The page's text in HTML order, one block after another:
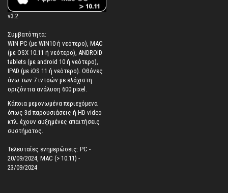
v3.2
Συμβατότητα:
WIN PC (με WIN10 ή νεότερο), MAC
(με OSX 10.11 ή νεότερο), ANDROID
tablets (με android 10 ή νεότερο),
IPAD (με iOS 11 ή νεότερο). Oθόνες
άνω των 7 ιντσών με ελάχιστη
οριζόντια ανάλυση 600 pixel.
Κάποια μεμονωμένα περιεχόμενα
όπως 3d παρουσιάσεις ή HD video
κτλ. έχουν αυξημένες απαιτήσεις
συστήματος.
Τελευταίες ενημερώσεις: PC -
20/09/2024, MAC (> 10.11) -
23/09/2024